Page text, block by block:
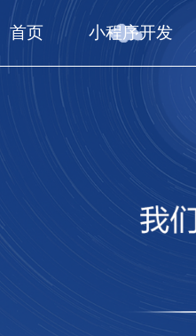
首页 小程序开发